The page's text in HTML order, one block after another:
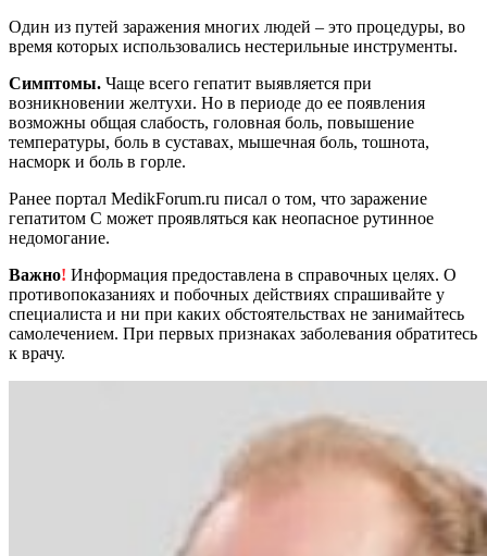
Один из путей заражения многих людей – это процедуры, во
время которых использовались нестерильные инструменты.
Симптомы. Чаще всего гепатит выявляется при
возникновении желтухи. Но в периоде до ее появления
возможны общая слабость, головная боль, повышение
температуры, боль в суставах, мышечная боль, тошнота,
насморк и боль в горле.
Ранее портал MedikForum.ru писал о том, что заражение
гепатитом С может проявляться как неопасное рутинное
недомогание.
Важно! Информация предоставлена в справочных целях. О
противопоказаниях и побочных действиях спрашивайте у
специалиста и ни при каких обстоятельствах не занимайтесь
самолечением. При первых признаках заболевания обратитесь
к врачу.